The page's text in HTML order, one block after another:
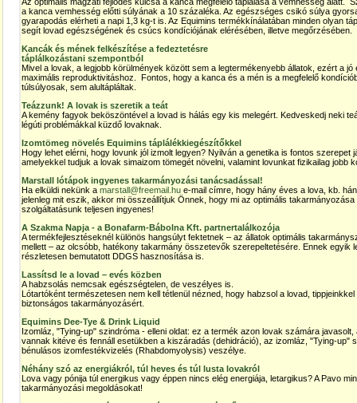
a kanca vemhesség előtti súlyának a 10 százaléka. Az egészséges csikó súlya
gyarapodás elérheti a napi 1,3 kg-t is. Az Equimins termékkínálatában minden olyan
segít lovad egészségének és csúcs kondíciójának elérésében, illetve megőrzésében.
Kancák és mének felkészítése a fedeztetésre
táplálkozástani szempontból
Mivel a lovak, a legjobb körülmények között sem a legtermékenyebb állatok, ezért a jó
maximális reproduktivitáshoz. Fontos, hogy a kanca és a mén is a megfelelő
túlsúlyosak, sem alultápláltak.
Teázzunk! A lovak is szeretik a teát
A kemény fagyok beköszöntével a lovad is hálás egy kis melegért. Kedveskedj neki
légúti problémákkal küzdő lovaknak.
Izomtömeg növelés Equimins táplálékkiegészítőkkel
Hogy lehet elérni, hogy lovunk jól izmolt legyen? Nyilván a genetika is fontos szerepet
amelyekkel tudjuk a lovak simaizom tömegét növelni, valamint lovunkat fizikailag jobb
Marstall lótápok ingyenes takarmányozási tanácsadással!
Ha elküldi nekünk a marstall@freemail.hu e-mail címre, hogy hány éves a lova, kb.
jelenleg mit eszik, akkor mi összeállítjuk Önnek, hogy mi az optimális
szolgáltatásunk teljesen ingyenes!
A Szakma Napja - a Bonafarm-Bábolna Kft. partnertalálkozója
A termékfejlesztéseknél különös hangsúlyt fektetnek – az állatok optimális
mellett – az olcsóbb, hatékony takarmány összetevők szerepeltetésére. Ennek egyik
részletesen bemutatott DDGS hasznosítása is.
Lassítsd le a lovad – evés közben
A habzsolás nemcsak egészségtelen, de veszélyes is.
Lótartóként természetesen nem kell tétlenül nézned, hogy habzsol a lovad,
biztonságos takarmányozásért.
Equimins Dee-Tye & Drink Liquid
Izomláz, "Tying-up" szindróma - elleni oldat: ez a termék azon lovak számára
vannak kitéve és fennáll esetükben a kiszáradás (dehidráció), az izomláz, "Tying-up"
bénulásos izomfestékvizelés (Rhabdomyolysis) veszélye.
Néhány szó az energiákról, túl heves és túl lusta lovakról
Lova vagy pónija túl energikus vagy éppen nincs elég energiája, letargikus? A Pavo
takarmányozási megoldásokat!